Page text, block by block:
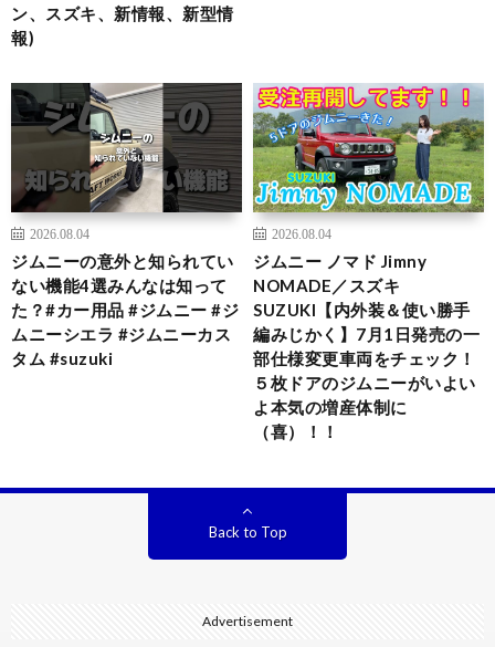
ン、スズキ、新情報、新型情
報)
2026.08.04
ジムニーの意外と知られてい
ない機能4選みんなは知って
た？#カー用品 #ジムニー #ジ
ムニーシエラ #ジムニーカス
タム #suzuki
2026.08.04
ジムニー ノマド Jimny
NOMADE／スズキ
SUZUKI【内外装＆使い勝手
編みじかく】7月1日発売の一
部仕様変更車両をチェック！
５枚ドアのジムニーがいよい
よ本気の増産体制に
（喜）！！
Back to Top
Advertisement